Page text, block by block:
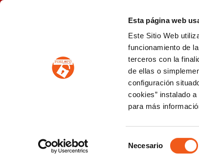
Esta página web
Este Sitio Web
funcionamiento de
terceros con la
de ellas o
configuración
cookies” instalado
para más
de
Necesario
PROTECCION DE
USO DE DRONES